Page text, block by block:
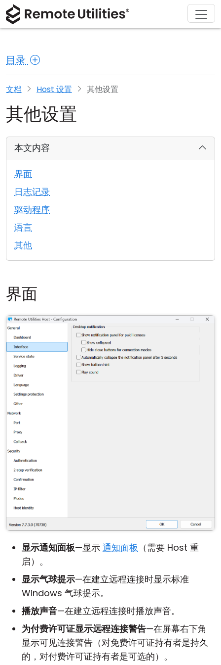
目录
文档 Host 设置 其他设置
其他设置
本文内容
界面
日志记录
驱动程序
语言
其他
界面
显示通知面板—显示 通知面板 （需要 Host 重
启）。
显示气球提示—在建立远程连接时显示标准
Windows 气球提示。
播放声音—在建立远程连接时播放声音。
为付费许可证显示远程连接警告—在屏幕右下角
显示可见连接警告（对免费许可证持有者是持久
的，对付费许可证持有者是可选的）。
产品
安全性
截图
发行说明
连接模式
无人值守访问
Active Directory 支持
MSI 配置
云和本地
解决方案
制造业与零售
医疗保健
教育与政府
信息技术
下载
macOS
Linux
iOS/Android
购买
许可证助手
升级您的许可证
支持
文档
知识库
关于
新闻发布室
撰写评论